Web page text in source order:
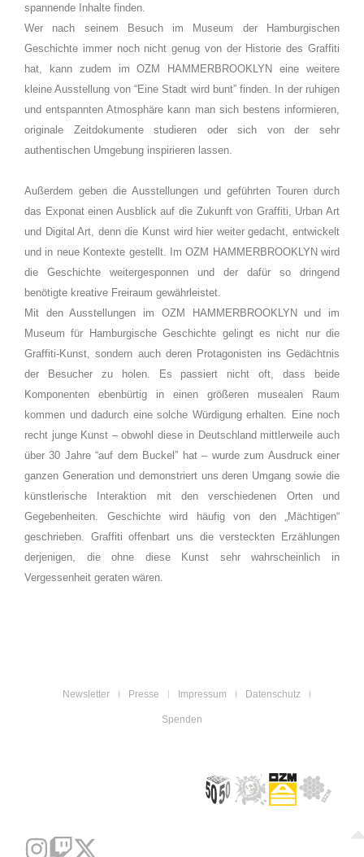
spannende Inhalte finden.
Wer nach seinem Besuch im Museum der Hamburgischen
Geschichte immer noch nicht genug von der Historie des Graffiti
hat, kann zudem im OZM HAMMERBROOKLYN eine weitere
kleine Ausstellung von “Eine Stadt wird bunt” finden. In der ruhigen
und entspannten Atmosphäre kann man sich bestens informieren,
originale Zeitdokumente studieren oder sich von der sehr
authentischen Umgebung inspirieren lassen.
Außerdem geben die Ausstellungen und geführten Touren durch
das Exponat einen Ausblick auf die Zukunft von Graffiti, Urban Art
und Digital Art, denn die Kunst wird hier weiter gedacht, entwickelt
und in neue Kontexte gestellt. Im OZM HAMMERBROOKLYN wird
die Geschichte weitergesponnen und der dafür so dringend
benötigte kreative Freiraum gewährleistet.
Mit den Ausstellungen im OZM HAMMERBROOKLYN und im
Museum für Hamburgische Geschichte gelingt es nicht nur die
Graffiti-Kunst, sondern auch deren Protagonisten ins Gedächtnis
der Besucher zu holen. Es passiert nicht oft, dass beide
Komponenten ebenbürtig in einen größeren musealen Raum
kommen und dadurch eine solche Würdigung erhalten. Eine noch
recht junge Kunst – obwohl diese in Deutschland mittlerweile auch
über 30 Jahre “auf dem Buckel” hat – wurde zum Ausdruck einer
ganzen Generation und demonstriert uns deren Umgang sowie die
künstlerische Interaktion mit den verschiedenen Orten und
Gegebenheiten. Geschichte wird häufig von den „Mächtigen“
geschrieben. Graffiti offenbart uns die versteckten Erzählungen
derjenigen, die ohne diese Kunst sehr wahrscheinlich in
Vergessenheit geraten wären.
Newsletter Presse Impressum Datenschutz
Spenden